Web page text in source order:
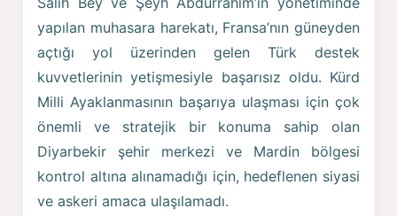
yapılan muhasara harekatı, Fransa’nın güneyden
açtığı yol üzerinden gelen Türk destek
kuvvetlerinin yetişmesiyle başarısız oldu. Kürd
Milli Ayaklanmasının başarıya ulaşması için çok
önemli ve stratejik bir konuma sahip olan
Diyarbekir şehir merkezi ve Mardin bölgesi
kontrol altına alınamadığı için, hedeflenen siyasi
ve askeri amaca ulaşılamadı.